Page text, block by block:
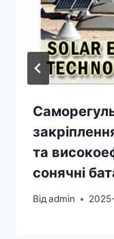
та
сонячні
Відadmin